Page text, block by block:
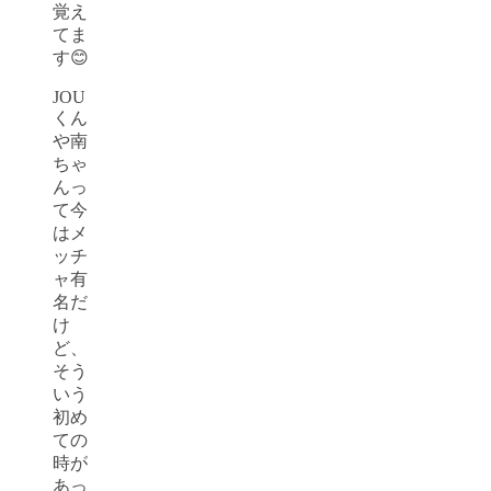
覚え
てま
す😊
JOU
くん
や南
ちゃ
んっ
て今
はメ
ッチ
ャ有
名だ
け
ど、
そう
いう
初め
ての
時が
あっ